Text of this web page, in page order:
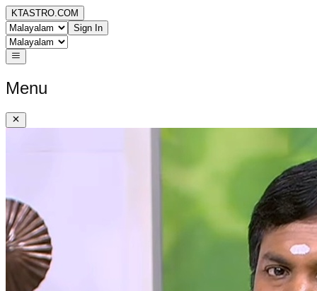
KTASTRO.COM
Sign In
Menu